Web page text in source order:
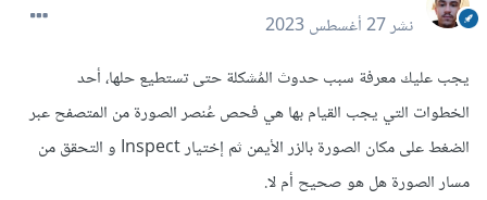
نشر27 أغسطس 2023
يجب عليك معرفة سبب حدوث المُشكلة حتى تستطيع حلها، أحد
الخطوات التي يجب القيام بها هي فحص عُنصر الصورة من المتصفح عبر
الضغط على مكان الصورة بالزر الأيمن ثم إختيار Inspect و التحقق من
مسار الصورة هل هو صحيح أم لا.